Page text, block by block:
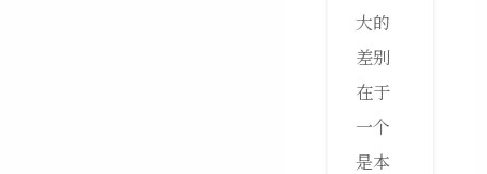
大的
差别
在于
一个
是本